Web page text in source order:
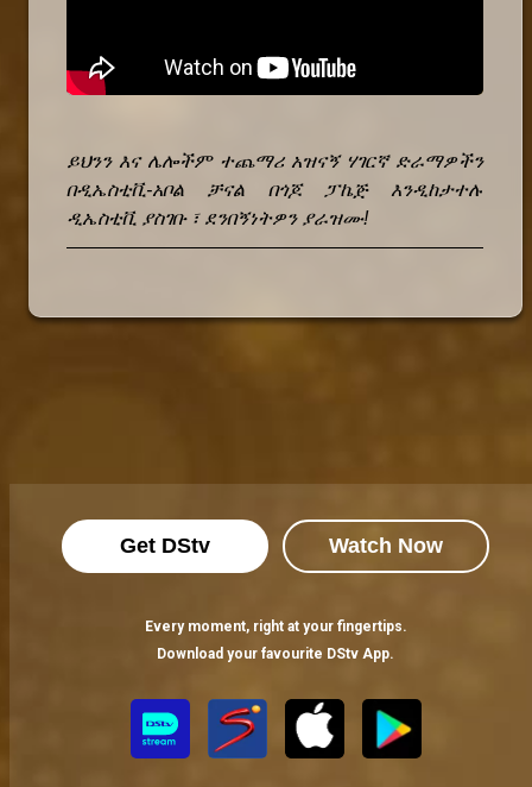
ይህንን እና ሌሎችም ተጨማሪ አዝናኝ ሃገርኛ ድራማዎችን
በዲኤስቲቪ-አቦል ቻናል በጎጆ ፓኬጅ እንዲከታተሉ
ዲኤስቲቪ ያስገቡ ፣ ደንበኝነትዎን ያራዝሙ!
Get DStv Watch Now
Every moment, right at your fingertips.
Download your favourite DStv App.